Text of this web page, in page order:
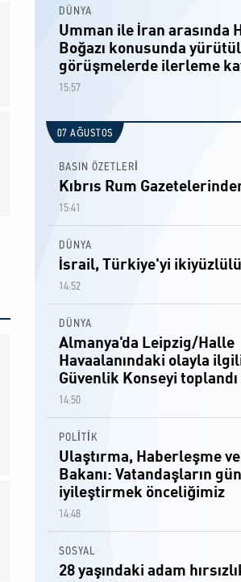
DÜNYA
Umman ile İran arasında
Boğazı konusunda
görüşmelerde ilerleme
15:57
07 AĞUSTOS
BASIN ÖZETLERİ
Kıbrıs Rum
15:41
DÜNYA
İsrail, Türkiye'yi
14:52
DÜNYA
Almanya'da Leipzig/Halle
Havaalanındaki olayla
Güvenlik Konseyi toplandı
14:50
POLİTİK
Ulaştırma, Haberleşme ve
Bakanı: Vatandaşların
iyileştirmek önceliğimiz
14:48
SOSYAL
28 yaşındaki adam